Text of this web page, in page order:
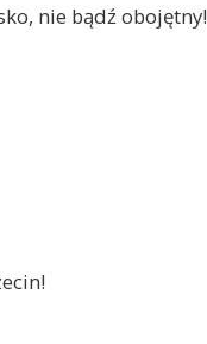
nie bądź obojętny!